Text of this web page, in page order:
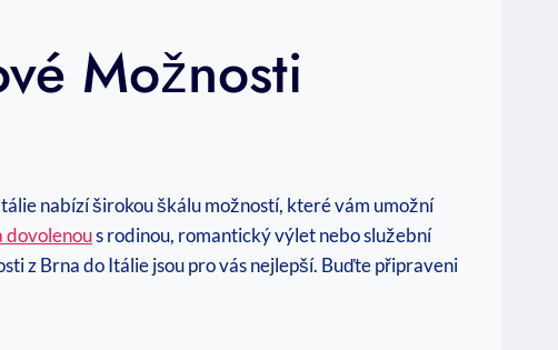
Možnosti
nabízí širokou škálu možností, které vám umožní
dovolenous rodinou, romantický výlet nebo služební
z Brna do Itálie jsou pro vás nejlepší. Buďte připraveni